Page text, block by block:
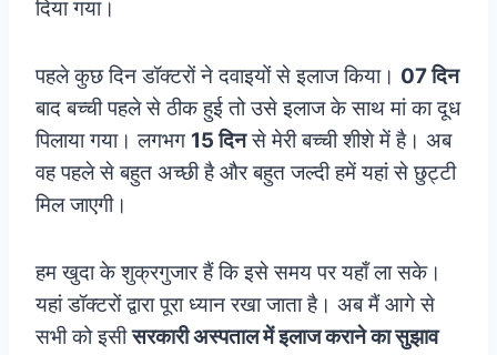
दिया गया।
पहले कुछ दिन डॉक्टरों ने दवाइयों से इलाज किया। 07 दिन
बाद बच्ची पहले से ठीक हुई तो उसे इलाज के साथ मां का दूध
पिलाया गया। लगभग 15 दिनसे मेरी बच्ची शीशे में है। अब
वह पहले से बहुत अच्छी है और बहुत जल्दी हमें यहां से छुट्टी
मिल जाएगी।
हम खुदा के शुक्रगुजार हैं कि इसे समय पर यहाँ ला सके।
यहां डॉक्टरों द्वारा पूरा ध्यान रखा जाता है। अब मैं आगे से
सभी को इसीसरकारी अस्पताल में इलाज कराने का सुझाव